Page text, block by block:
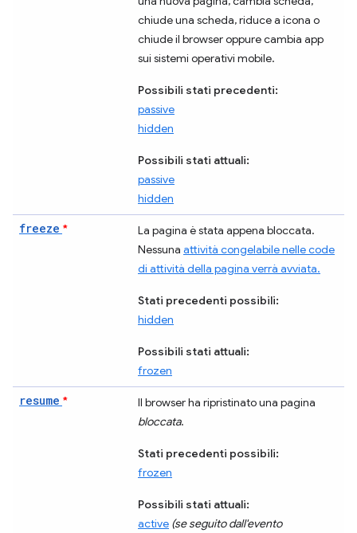
chiude una scheda, riduce a icona o
chiude il browser oppure cambia app
sui sistemi operativi mobile.
Possibili stati precedenti:
passive
hidden
Possibili stati attuali:
passive
hidden
freeze *
La pagina è stata appena bloccata.
Nessuna attività congelabile nelle code
di attività della pagina verrà avviata.
Stati precedenti possibili:
hidden
Possibili stati attuali:
frozen
resume *
Il browser ha ripristinato una pagina
bloccata.
Stati precedenti possibili:
frozen
Possibili stati attuali:
active (se seguito dall'evento